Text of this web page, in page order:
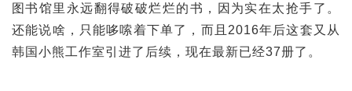
图书馆里永远翻得破破烂烂的书，因为实在太抢手了。
还能说啥，只能哆嗦着下单了，而且2016年后这套又从
韩国小熊工作室引进了后续，现在最新已经37册了。